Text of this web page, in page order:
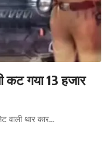
कट गया 13 हजार
वाली थार कार…